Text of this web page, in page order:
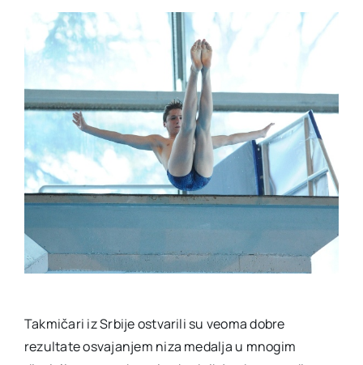
Takmičari iz Srbije ostvarili su veoma dobre
rezultate osvajanjem niza medalja u mnogim